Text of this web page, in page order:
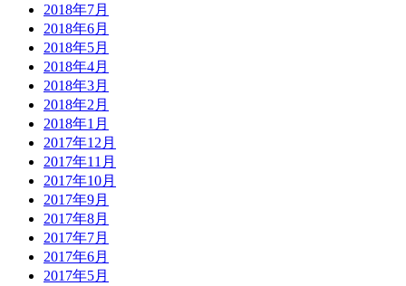
2018年7月
2018年6月
2018年5月
2018年4月
2018年3月
2018年2月
2018年1月
2017年12月
2017年11月
2017年10月
2017年9月
2017年8月
2017年7月
2017年6月
2017年5月